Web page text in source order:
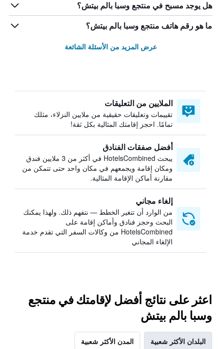
هل يوجد مسبح في منتجع وسبا بالم بيتش؟
ما هو رقم هاتف منتجع وسبا بالم بيتش؟
عرض المزيد من الأسئلة الشائعة
الملايين من التعليقات
تقييمات وتعليقات حقيقية من ملايين النزلاء، مثلك
تمامًا. احجز إقامتك المثالية بكل ثقة!
أفضل صفقات الفنادق
يبحث HotelsCombined في أكثر من 3 ملايين فندق
ومكان إقامة ويجمعهم في مكان واحد حتى تتمكن من
مقارنة أماكن الإقامة المثالية.
إلغاء مجاني
من الوارد أن تتغير الخطط — نتفهم ذلك. ولهذا يمكنك
البحث وحجز فنادق وأماكن إقامة على
HotelsCombined من وكالات السفر التي تقدم خدمة
الإلغاء المجاني
اعثر على نتائج أفضل لإقامتك في منتجع
وسبا بالم بيتش
البلدان الأكثر شعبية المدن الأكثر شعبية